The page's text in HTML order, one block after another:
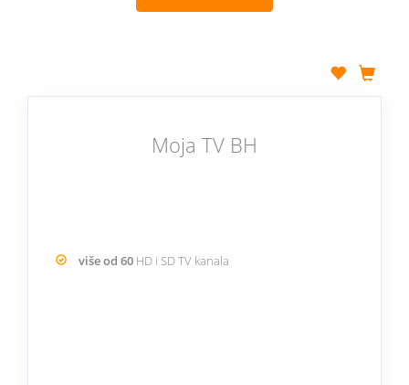
Moja TV BH
više od 60 HD i SD TV kanala